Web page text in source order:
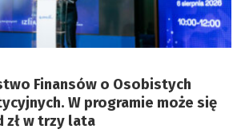
Finansów o Osobistych
W programie może się
zł w trzy lata